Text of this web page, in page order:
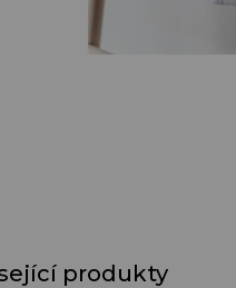
produkty